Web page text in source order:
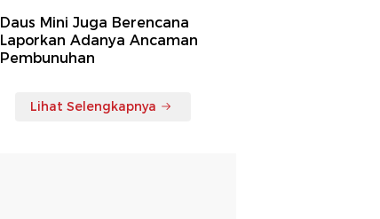
Daus Mini Juga Berencana
Laporkan Adanya Ancaman
Pembunuhan
Lihat Selengkapnya